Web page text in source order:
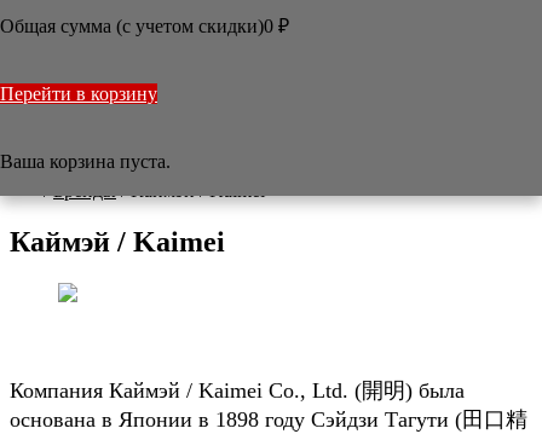
РОНБАОЧЖАЙ / RONGBAOZHAI
ИДЭГЭ / YIDEGE
Каймэй / Kaimei
Компания Каймэй / Kaimei Co., Ltd. (開明) была
основана в Японии в 1898 году Сэйдзи Тагути (田口精
Общая сумма (с учетом скидки)0 ₽
Перейти в корзину
Ваша корзина пуста.